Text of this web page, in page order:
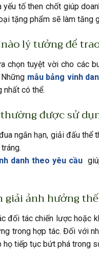
tố then chốt giúp
tặng phẩm sẽ làm tăng
lý tưởng để
chọn tuyệt vời cho các
mẫu bảng vinh
nhất có thể.
được sử
ngắn hạn, giải đấu
danh theo yêu cầu
ảnh hưởng
đối tác chiến lược hoặc
trong hợp tác. Đối với
tiếp tục bứt phá trong